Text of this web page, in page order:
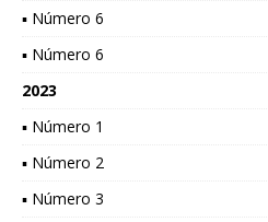
▪ Número 6
▪ Número 6
2023
▪ Número 1
▪ Número 2
▪ Número 3